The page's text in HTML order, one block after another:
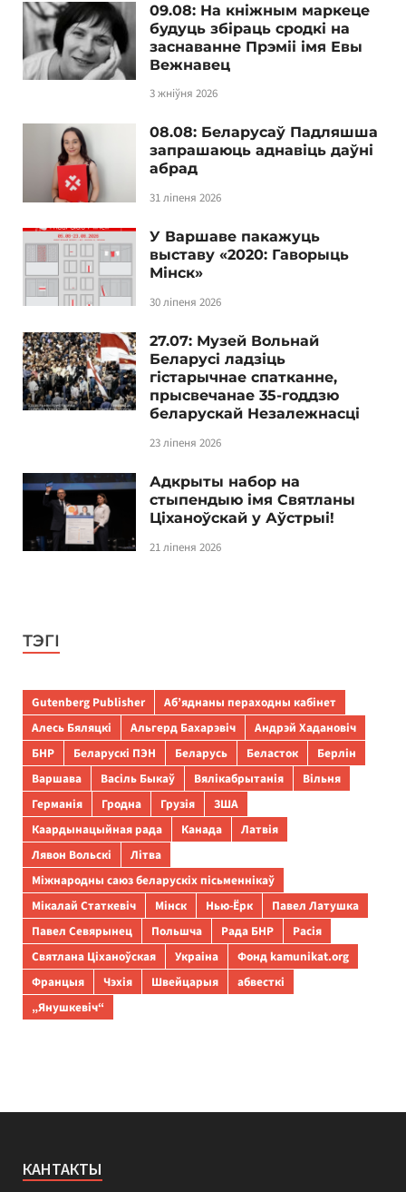
09.08: На кніжным маркеце
будуць збіраць сродкі на
заснаванне Прэміі імя Евы
Вежнавец
3 жніўня 2026
08.08: Беларусаў Падляшша
запрашаюць аднавіць даўні
абрад
31 ліпеня 2026
У Варшаве пакажуць
выставу «2020: Гаворыць
Мінск»
30 ліпеня 2026
27.07: Музей Вольнай
Беларусі ладзіць
гістарычнае спатканне,
прысвечанае 35-годдзю
беларускай Незалежнасці
23 ліпеня 2026
Адкрыты набор на
стыпендыю імя Святланы
Ціханоўскай у Аўстрыі!
21 ліпеня 2026
ТЭГІ
Gutenberg Publisher
Аб’яднаны пераходны кабінет
Алесь Бяляцкі
Альгерд Бахарэвіч
Андрэй Хадановіч
БНР
Беларускі ПЭН Беларусь Беласток
Берлін
Варшава
Васіль Быкаў Вялікабрытанія
Вільня
Германія
Гродна Грузія
ЗША
Каардынацыйная рада
Канада
Латвія
Лявон Вольскі
Літва
Міжнародны саюз беларускіх пісьменнікаў
Мікалай Статкевіч
Мінск Нью-Ёрк
Павел Латушка
Павел Севярынец
Польшча Рада БНР
Расія
Святлана Ціханоўская
Украіна
Фонд kamunikat.org
Францыя
Чэхія Швейцарыя
абвесткі
„Янушкевіч“
КАНТАКТЫ